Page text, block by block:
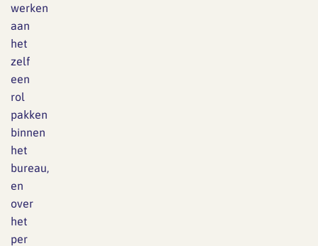
werken
aan
het
zelf
een
rol
pakken
binnen
het
bureau,
en
over
het
per